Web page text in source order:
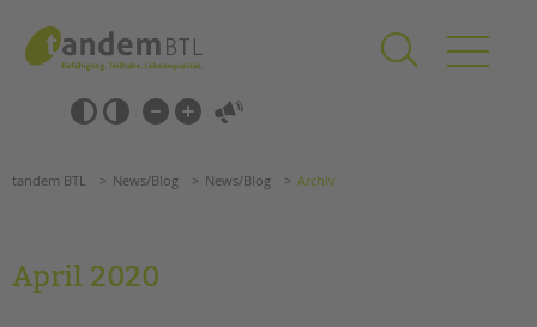
springen
Barrierefrei-
Einstellungen
überspringen
überspringen
Grundschulen
tandem BTL News/Blog News/Blog Archiv
April 2020